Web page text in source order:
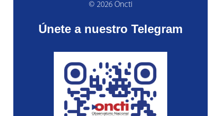
© 2026 Oncti
Únete a nuestro Telegram